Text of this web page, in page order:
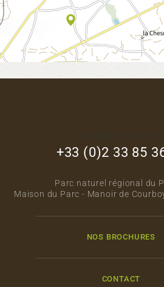
+33 (0)2 33 85
Parc naturel régional du
Maison du Parc - Manoir de
NOS BROCHURES
CONTACT